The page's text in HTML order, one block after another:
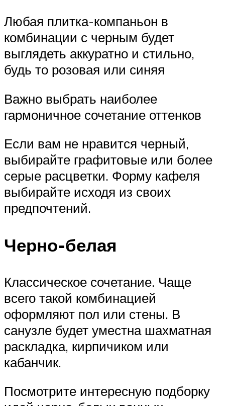
Любая плитка-компаньон в
комбинации с черным будет
выглядеть аккуратно и стильно,
будь то розовая или синяя
Важно выбрать наиболее
гармоничное сочетание оттенков
Если вам не нравится черный,
выбирайте графитовые или более
серые расцветки. Форму кафеля
выбирайте исходя из своих
предпочтений.
Черно-белая
Классическое сочетание. Чаще
всего такой комбинацией
оформляют пол или стены. В
санузле будет уместна шахматная
раскладка, кирпичиком или
кабанчик.
Посмотрите интересную подборку